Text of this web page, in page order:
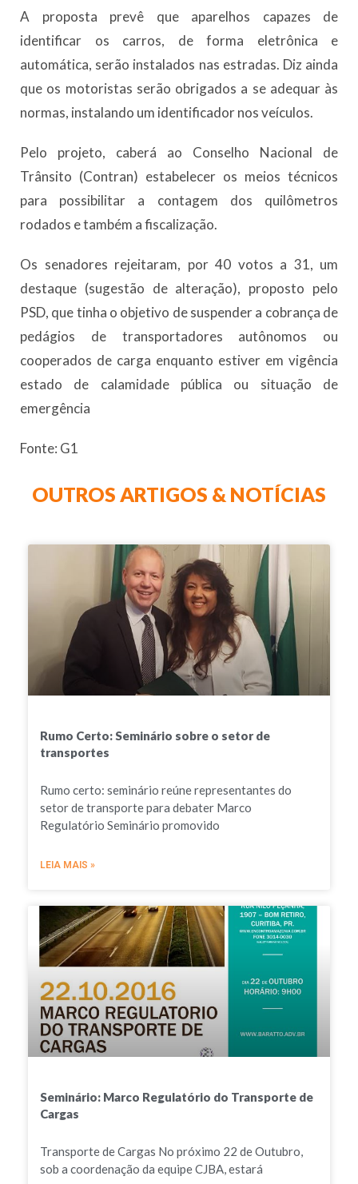
A proposta prevê que aparelhos capazes de
identificar os carros, de forma eletrônica e
automática, serão instalados nas estradas. Diz ainda
que os motoristas serão obrigados a se adequar às
normas, instalando um identificador nos veículos.
Pelo projeto, caberá ao Conselho Nacional de
Trânsito (Contran) estabelecer os meios técnicos
para possibilitar a contagem dos quilômetros
rodados e também a fiscalização.
Os senadores rejeitaram, por 40 votos a 31, um
destaque (sugestão de alteração), proposto pelo
PSD, que tinha o objetivo de suspender a cobrança de
pedágios de transportadores autônomos ou
cooperados de carga enquanto estiver em vigência
estado de calamidade pública ou situação de
emergência
Fonte: G1
OUTROS ARTIGOS & NOTÍCIAS
Rumo Certo: Seminário sobre o setor de
transportes
Rumo certo: seminário reúne representantes do
setor de transporte para debater Marco
Regulatório Seminário promovido
LEIA MAIS »
Seminário: Marco Regulatório do Transporte de
Cargas
Transporte de Cargas No próximo 22 de Outubro,
sob a coordenação da equipe CJBA, estará